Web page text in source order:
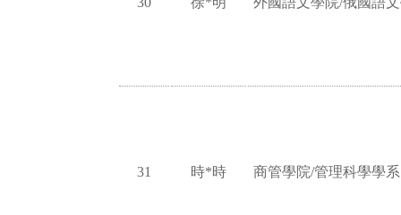
31 時*時 商管學院/管理科學學系